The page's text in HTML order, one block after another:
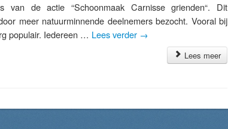
van de actie “Schoonmaak Carnisse grienden“. Dit
meer natuurminnende deelnemers bezocht. Vooral bij
populair. Iedereen … Lees verder →
Lees meer